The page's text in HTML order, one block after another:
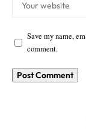
Save my name,
comment.